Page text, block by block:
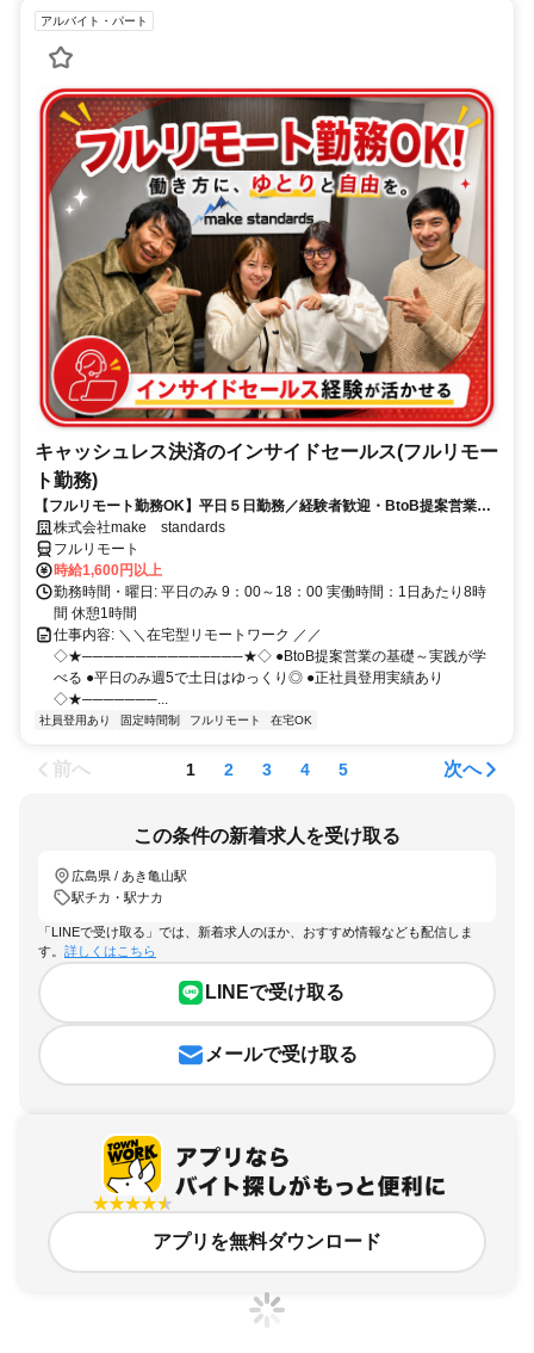
アルバイト・パート
キャッシュレス決済のインサイドセールス(フルリモー
ト勤務)
【フルリモート勤務OK】平日５日勤務／経験者歓迎・BtoB提案営業で
スキルアップ
株式会社make standards
フルリモート
時給1,600円以上
勤務時間・曜日: 平日のみ 9：00～18：00 実働時間：1日あたり8時
間 休憩1時間
仕事内容: ＼＼在宅型リモートワーク ／／
◇★───────────────★◇ ●BtoB提案営業の基礎～実践が学
べる ●平日のみ週5で土日はゆっくり◎ ●正社員登用実績あり
◇★───────...
社員登用あり 固定時間制 フルリモート 在宅OK
前へ 1 2 3 4 5 次へ
この条件の新着求人を受け取る
広島県 / あき亀山駅
駅チカ・駅ナカ
「LINEで受け取る」では、新着求人のほか、おすすめ情報なども配信しま
す。 詳しくはこちら
LINEで受け取る
メールで受け取る
アプリを無料ダウンロード